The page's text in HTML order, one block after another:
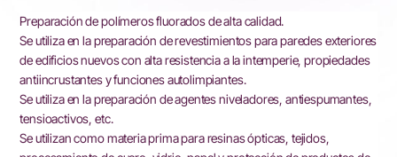
Preparación de polímeros fluorados de alta calidad.
Se utiliza en la preparación de revestimientos para paredes exteriores
de edificios nuevos con alta resistencia a la intemperie, propiedades
antiincrustantes y funciones autolimpiantes.
Se utiliza en la preparación de agentes niveladores, antiespumantes,
tensioactivos, etc.
Se utilizan como materia prima para resinas ópticas, tejidos,